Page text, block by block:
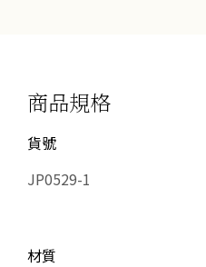
商品規格
貨號
JP0529-1
材質